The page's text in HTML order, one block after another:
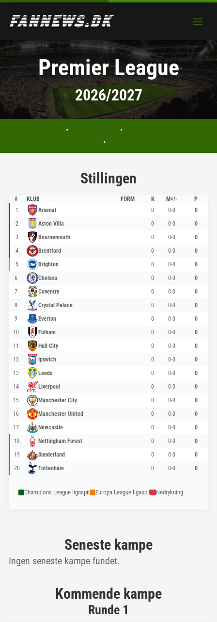
Premier League
2026/2027
• •
•
Stillingen
# KLUB FORM K M+/-
P
1
Arsenal 0 0-0
0
2
Aston Villa 0 0-0
0
3
Bournemouth 0 0-0
0
4
Brentford 0 0-0
0
5
Brighton 0 0-0
0
6
Chelsea 0 0-0
0
7
Coventry 0 0-0
0
8
Crystal Palace 0 0-0
0
9
Everton 0 0-0
0
10
Fulham 0 0-0
0
11
Hull City 0 0-0
0
12
Ipswich 0 0-0
0
13
Leeds 0 0-0
0
14
Liverpool 0 0-0
0
15
Manchester City 0 0-0
0
16
Manchester United 0 0-0
0
17
Newcastle 0 0-0
0
18
Nottingham Forest 0 0-0
0
19
Sunderland 0 0-0
0
20
Tottenham 0 0-0 0
Champions League ligaspil Europa League ligaspil Nedrykning
Seneste kampe
Ingen seneste kampe fundet.
Kommende kampe
Runde 1